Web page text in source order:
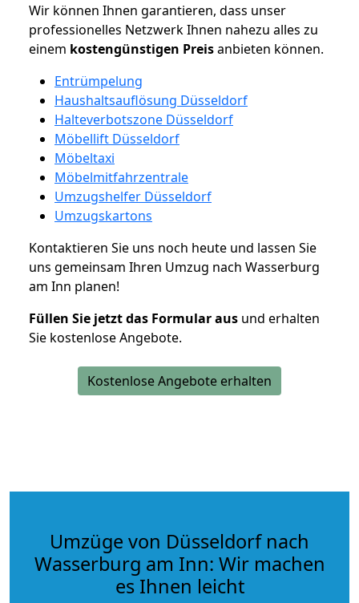
Wir können Ihnen garantieren, dass unser
professionelles Netzwerk Ihnen nahezu alles zu
einem kostengünstigen Preisanbieten können.
Entrümpelung
Haushaltsauflösung Düsseldorf
Halteverbotszone Düsseldorf
Möbellift Düsseldorf
Möbeltaxi
Möbelmitfahrzentrale
Umzugshelfer Düsseldorf
Umzugskartons
Kontaktieren Sie uns noch heute und lassen Sie
uns gemeinsam Ihren Umzug nach Wasserburg
am Inn planen!
Füllen Sie jetzt das Formular aus und erhalten
Sie kostenlose Angebote.
Kostenlose Angebote erhalten
Umzüge von Düsseldorf nach
Wasserburg am Inn: Wir machen
es Ihnen leicht